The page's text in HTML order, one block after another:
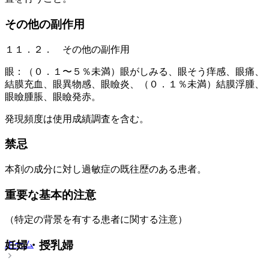
その他の副作用
１１．２． その他の副作用
眼：（０．１〜５％未満）眼がしみる、眼そう痒感、眼痛、
結膜充血、眼異物感、眼瞼炎、（０．１％未満）結膜浮腫、
眼瞼腫脹、眼瞼発赤。
発現頻度は使用成績調査を含む。
禁忌
本剤の成分に対し過敏症の既往歴のある患者。
重要な基本的注意
（特定の背景を有する患者に関する注意）
妊婦・授乳婦
ホーム